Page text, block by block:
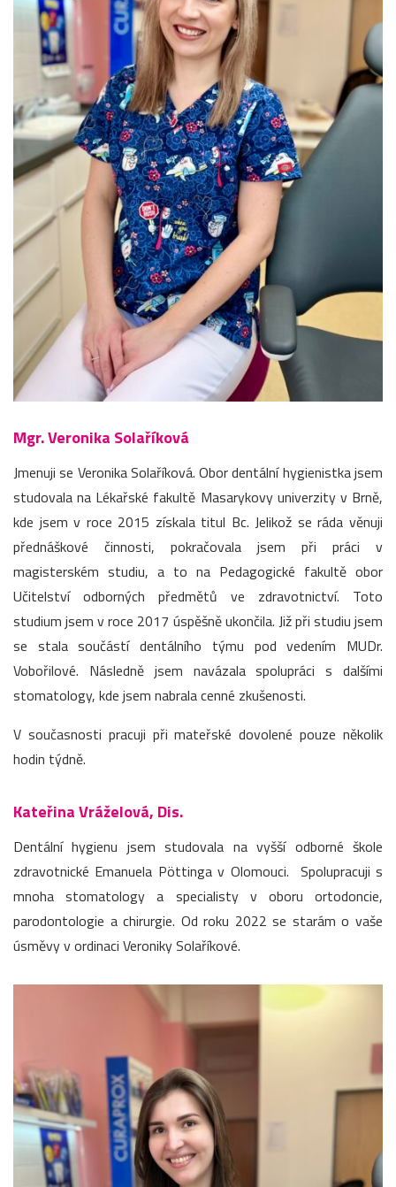
Mgr. Veronika Solaříková
Jmenuji se Veronika Solaříková. Obor dentální hygienistka jsem
studovala na Lékařské fakultě Masarykovy univerzity v Brně,
kde jsem v roce 2015 získala titul Bc. Jelikož se ráda věnuji
přednáškové činnosti, pokračovala jsem při práci v
magisterském studiu, a to na Pedagogické fakultě obor
Učitelství odborných předmětů ve zdravotnictví. Toto
studium jsem v roce 2017 úspěšně ukončila. Již při studiu jsem
se stala součástí dentálního týmu pod vedením MUDr.
Vobořilové. Následně jsem navázala spolupráci s dalšími
stomatology, kde jsem nabrala cenné zkušenosti.
V současnosti pracuji při mateřské dovolené pouze několik
hodin týdně.
Kateřina Vráželová, Dis.
Dentální hygienu jsem studovala na vyšší odborné škole
zdravotnické Emanuela Pöttinga v Olomouci. Spolupracuji s
mnoha stomatology a specialisty v oboru ortodoncie,
parodontologie a chirurgie. Od roku 2022 se starám o vaše
úsměvy v ordinaci Veroniky Solaříkové.